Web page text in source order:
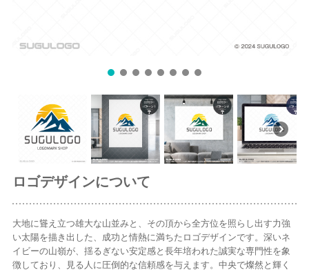
ロゴデザインについて
大地に聳え立つ雄大な山並みと、その頂から全方位を照らし出す力強
い太陽を描き出した、成功と情熱に満ちたロゴデザインです。深いネ
イビーの山嶺が、揺るぎない安定感と長年培われた誠実な専門性を象
徴しており、見る人に圧倒的な信頼感を与えます。中央で燦然と輝く